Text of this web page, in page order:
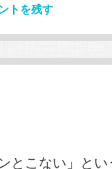
トを残す
とこない」と